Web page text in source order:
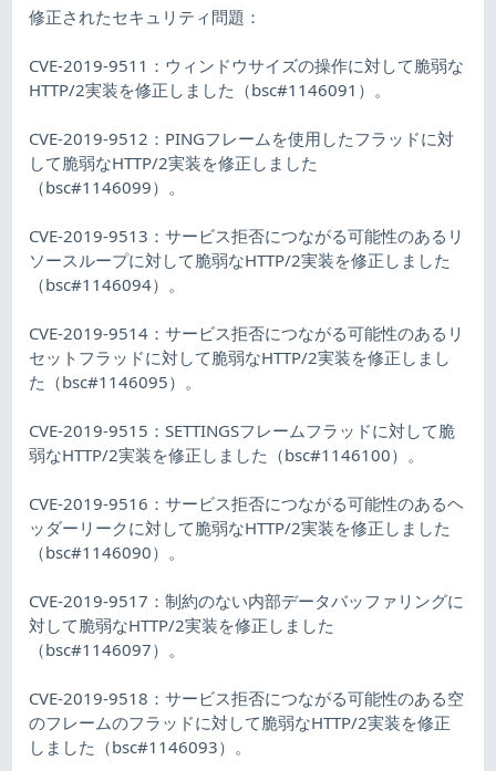
修正されたセキュリティ問題：
CVE-2019-9511：ウィンドウサイズの操作に対して脆弱な
HTTP/2実装を修正しました（bsc#1146091）。
CVE-2019-9512：PINGフレームを使用したフラッドに対
して脆弱なHTTP/2実装を修正しました
（bsc#1146099）。
CVE-2019-9513：サービス拒否につながる可能性のあるリ
ソースループに対して脆弱なHTTP/2実装を修正しました
（bsc#1146094）。
CVE-2019-9514：サービス拒否につながる可能性のあるリ
セットフラッドに対して脆弱なHTTP/2実装を修正しまし
た（bsc#1146095）。
CVE-2019-9515：SETTINGSフレームフラッドに対して脆
弱なHTTP/2実装を修正しました（bsc#1146100）。
CVE-2019-9516：サービス拒否につながる可能性のあるヘ
ッダーリークに対して脆弱なHTTP/2実装を修正しました
（bsc#1146090）。
CVE-2019-9517：制約のない内部データバッファリングに
対して脆弱なHTTP/2実装を修正しました
（bsc#1146097）。
CVE-2019-9518：サービス拒否につながる可能性のある空
のフレームのフラッドに対して脆弱なHTTP/2実装を修正
しました（bsc#1146093）。